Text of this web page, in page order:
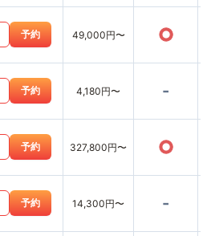
予約 49,000円〜 ○
予約 4,180円〜 -
予約 327,800円〜 ○
予約 14,300円〜 -